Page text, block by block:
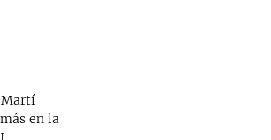
Martí
en la